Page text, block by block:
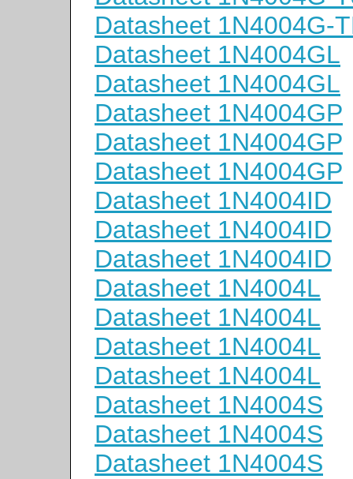
Datasheet 1N4004G-
Datasheet 1N4004GL
Datasheet 1N4004GL
Datasheet 1N4004GP
Datasheet 1N4004GP
Datasheet 1N4004GP
Datasheet 1N4004ID
Datasheet 1N4004ID
Datasheet 1N4004ID
Datasheet 1N4004L
Datasheet 1N4004L
Datasheet 1N4004L
Datasheet 1N4004L
Datasheet 1N4004S
Datasheet 1N4004S
Datasheet 1N4004S